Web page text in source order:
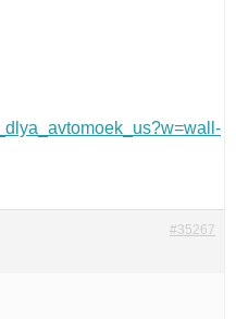
#35267